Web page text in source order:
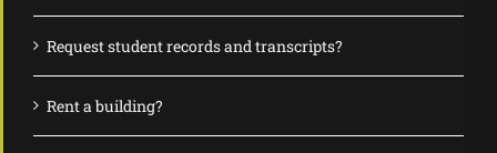
Request student records and transcripts?
Rent a building?